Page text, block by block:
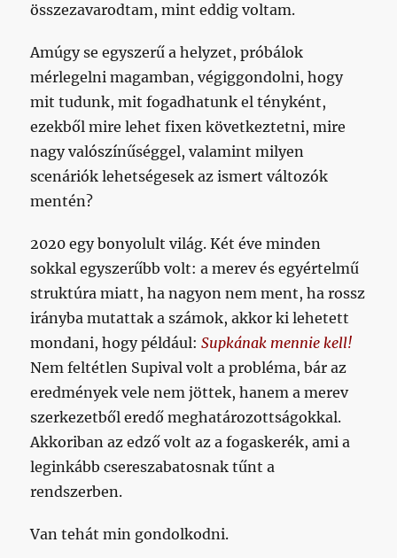
összezavarodtam, mint eddig voltam.
Amúgy se egyszerű a helyzet, próbálok
mérlegelni magamban, végiggondolni, hogy
mit tudunk, mit fogadhatunk el tényként,
ezekből mire lehet fixen következtetni, mire
nagy valószínűséggel, valamint milyen
scenáriók lehetségesek az ismert változók
mentén?
2020 egy bonyolult világ. Két éve minden
sokkal egyszerűbb volt: a merev és egyértelmű
struktúra miatt, ha nagyon nem ment, ha rossz
irányba mutattak a számok, akkor ki lehetett
mondani, hogy például:Supkának mennie kell!
Nem feltétlen Supival volt a probléma, bár az
eredmények vele nem jöttek, hanem a merev
szerkezetből eredő meghatározottságokkal.
Akkoriban az edző volt az a fogaskerék, ami a
leginkább csereszabatosnak tűnt a
rendszerben.
Van tehát min gondolkodni.